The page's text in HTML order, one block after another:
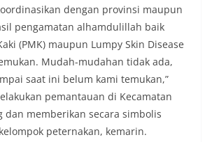
dengan provinsi maupun
pengamatan alhamdulillah baik
(PMK) maupun Lumpy Skin Disease
Mudah-mudahan tidak ada,
saat ini belum kami temukan,”
pemantauan di Kecamatan
dan memberikan secara simbolis
peternakan, kemarin.